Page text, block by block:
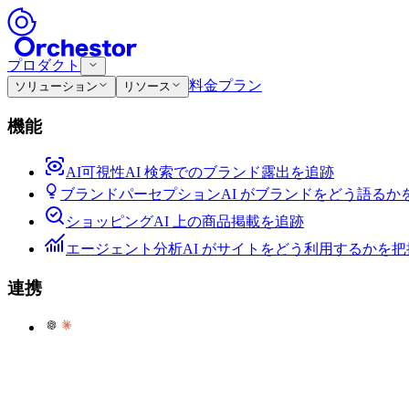
プロダクト
ソリューション リソース 料金プラン
機能
AI可視性AI 検索でのブランド露出を追跡
ブランドパーセプションAI がブランドをどう語るか
ショッピングAI 上の商品掲載を追跡
エージェント分析AI がサイトをどう利用するかを把
連携